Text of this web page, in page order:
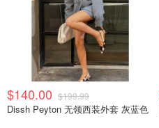
$140.00 $199.99
Dissh Peyton 无领西装外套 灰蓝色